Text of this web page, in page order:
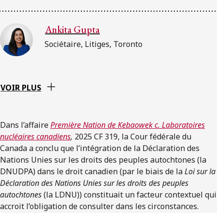
Ankita Gupta
Sociétaire, Litiges, Toronto
VOIR PLUS
Dans l’affairePremière Nation de Kebaowek c. Laboratoires
nucléaires canadiens, 2025 CF 319, la Cour fédérale du
Canada a conclu que l’intégration de la Déclaration des
Nations Unies sur les droits des peuples autochtones (la
DNUDPA) dans le droit canadien (par le biais de laLoi sur la
Déclaration des Nations Unies sur les droits des peuples
autochtones(la LDNU)) constituait un facteur contextuel qui
accroit l’obligation de consulter dans les circonstances.